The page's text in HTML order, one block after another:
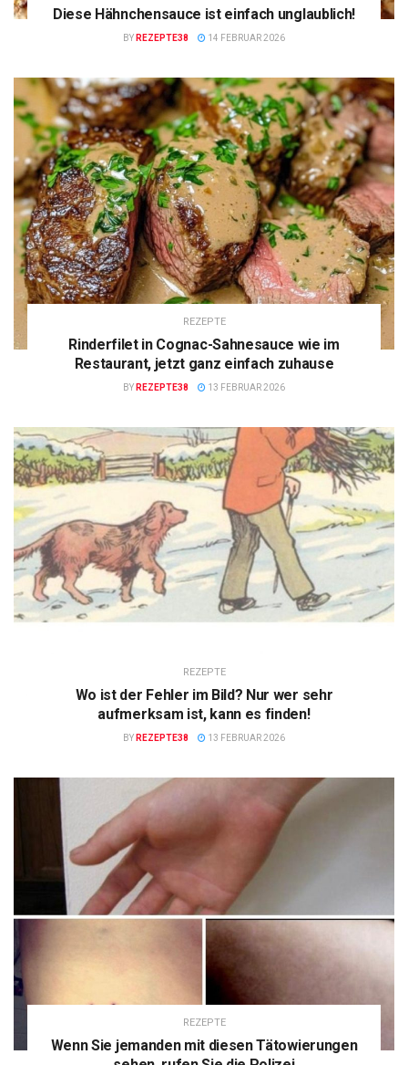
Diese Hähnchensauce ist einfach unglaublich!
BY REZEPTE38 14 FEBRUAR 2026
REZEPTE
Rinderfilet in Cognac-Sahnesauce wie im
Restaurant, jetzt ganz einfach zuhause
BY REZEPTE38 13 FEBRUAR 2026
REZEPTE
Wo ist der Fehler im Bild? Nur wer sehr
aufmerksam ist, kann es finden!
BY REZEPTE38 13 FEBRUAR 2026
REZEPTE
Wenn Sie jemanden mit diesen Tätowierungen